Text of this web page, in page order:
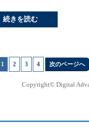
スをテーブルに変換し
トもあれば、マクロ
うなアドレス帳的な
続きを読む
1 2 3 4 次のページへ
Copyright© Digital